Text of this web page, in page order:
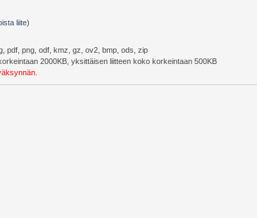
liite)
pdf, png, odf, kmz, gz, ov2, bmp, ods, zip
2000KB, yksittäisen liitteen koko korkeintaan 500KB